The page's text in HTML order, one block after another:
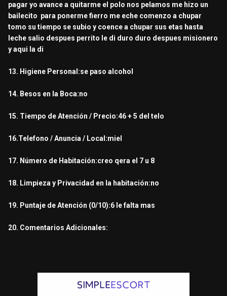
pagar yo avance a quitarme el polo nos pelamos me hizo un
bailecito para ponerme fierro me eche comenzo a chupar
tomo su tiempo se subio y coence a chupar sus etas hasta
leche salio despues perrito le di duro duro despues misionero
y aqui la di
13. Higiene Personal:se paso alcohol
14. Besos en la Boca:no
15. Tiempo de Atención / Precio:46 + 5 del telo
16.Telefono / Anuncia / Local:miel
17. Número de Habitación:creo qera el 7 u 8
18. Limpieza y Privacidad en la habitación:no
19. Puntaje de Atención (0/10):6 le falta mas
20. Comentarios Adicionales: